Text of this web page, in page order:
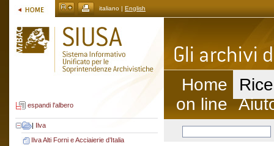
italiano | English
espandi l'albero
| Ilva
Ilva Alti Forni e Acciaierie d’Italia
Home
on line